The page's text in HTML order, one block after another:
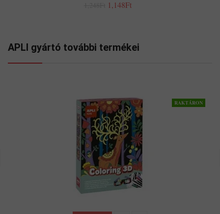
1,148Ft
APLI gyártó további termékei
RAKTÁRON